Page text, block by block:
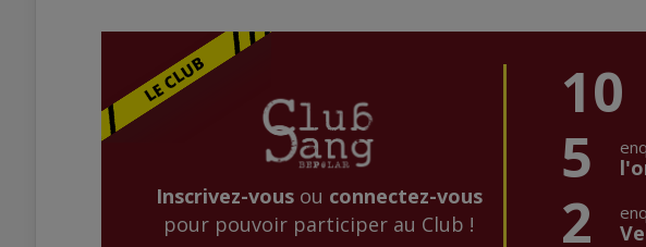
Inscrivez-vousou connectez-vous
pour pouvoir participer au Club !
10
5
2